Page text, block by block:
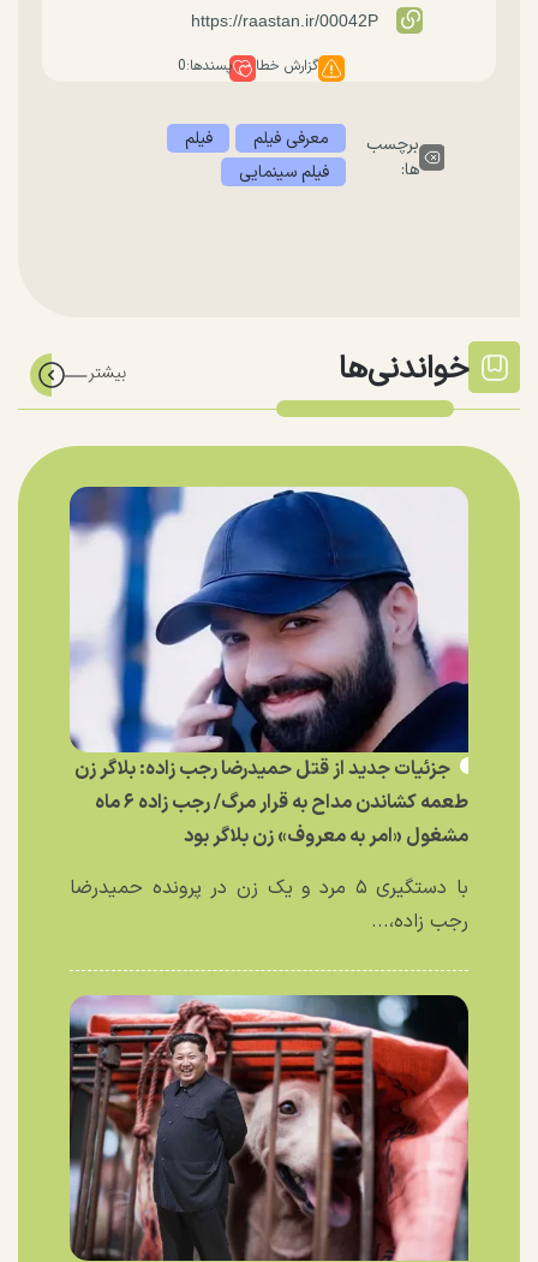
گزارش خطا پسندها:0
برچسب
ها:
معرفی فیلم
فیلم
فیلم سینمایی
خواندنی‌ها
جزئیات جدید از قتل حمیدرضا رجب زاده: بلاگر زن
طعمه کشاندن مداح به قرار مرگ/ رجب زاده ۶ ماه
مشغول «امر به معروف» زن بلاگر بود
با دستگیری ۵ مرد و یک زن در پرونده حمیدرضا
رجب زاده،...